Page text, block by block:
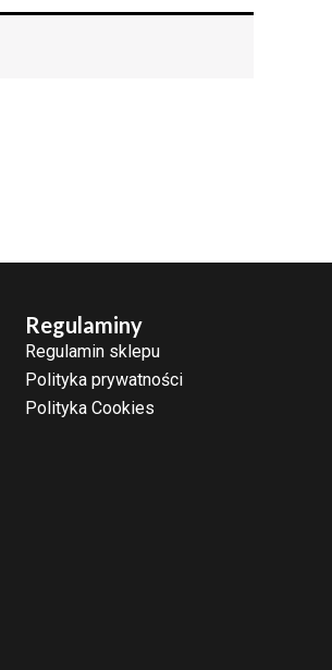
Regulaminy
Regulamin sklepu
Polityka prywatności
Polityka Cookies